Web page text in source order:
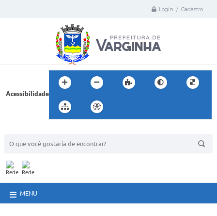
Login / Cadastro
Acessibilidade
MENU